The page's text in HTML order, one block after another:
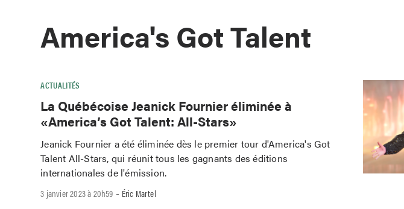
America's Got Talent
ACTUALITÉS
La Québécoise Jeanick Fournier éliminée à
«America’s Got Talent: All-Stars»
Jeanick Fournier a été éliminée dès le premier tour d'America's Got
Talent All-Stars, qui réunit tous les gagnants des éditions
internationales de l'émission.
3 janvier 2023 à 20h59 - Éric Martel